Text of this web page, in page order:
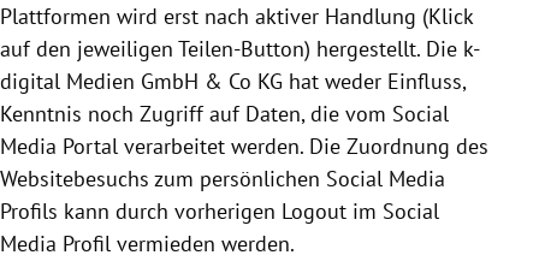
Plattformen wird erst nach aktiver Handlung (Klick
auf den jeweiligen Teilen-Button) hergestellt. Die k-
digital Medien GmbH & Co KG hat weder Einfluss,
Kenntnis noch Zugriff auf Daten, die vom Social
Media Portal verarbeitet werden. Die Zuordnung des
Websitebesuchs zum persönlichen Social Media
Profils kann durch vorherigen Logout im Social
Media Profil vermieden werden.